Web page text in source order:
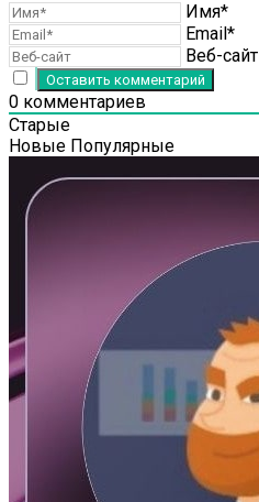
Имя*
Email*
Веб-сайт
0 комментариев
Старые
Новые Популярные